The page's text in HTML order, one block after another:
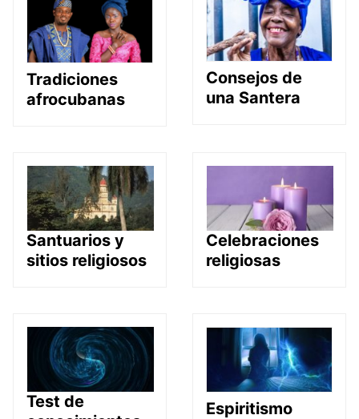
Tradiciones
afrocubanas
Consejos de
una Santera
Santuarios y
sitios religiosos
Celebraciones
religiosas
Test de
Espiritismo